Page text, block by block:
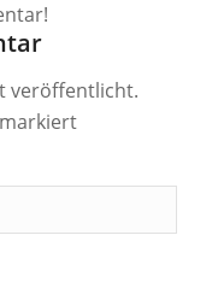
veröffentlicht.
markiert